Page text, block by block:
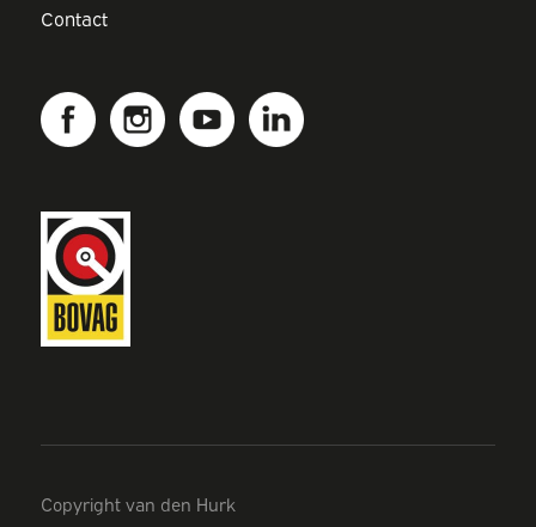
Contact
Copyright van den Hurk